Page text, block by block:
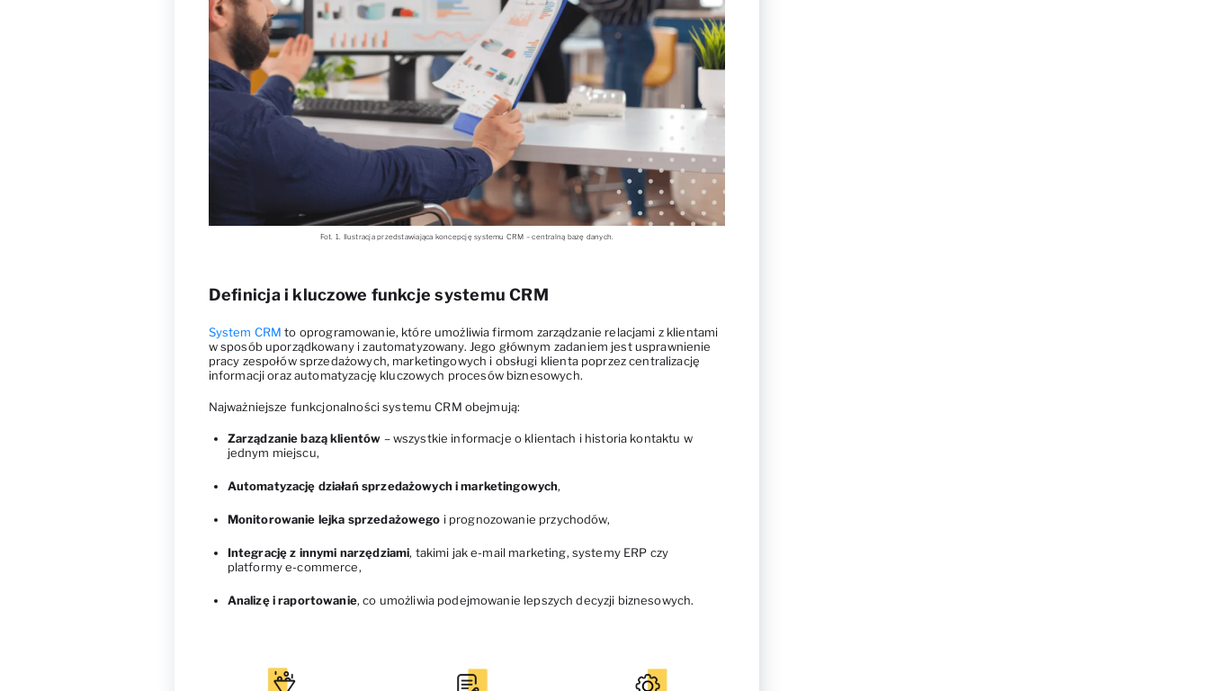
Fot. 1. Ilustracja przedstawiająca koncepcję systemu CRM – centralną bazę danych.
Definicja i kluczowe funkcje systemu CRM
System CRM to oprogramowanie, które umożliwia firmom zarządzanie relacjami z klientami
w sposób uporządkowany i zautomatyzowany. Jego głównym zadaniem jest usprawnienie
pracy zespołów sprzedażowych, marketingowych i obsługi klienta poprzez centralizację
informacji oraz automatyzację kluczowych procesów biznesowych.
Najważniejsze funkcjonalności systemu CRM obejmują:
Zarządzanie bazą klientów – wszystkie informacje o klientach i historia kontaktu w
jednym miejscu,
Automatyzację działań sprzedażowych i marketingowych,
Monitorowanie lejka sprzedażowego i prognozowanie przychodów,
Integrację z innymi narzędziami, takimi jak e-mail marketing, systemy ERP czy
platformy e-commerce,
Analizę i raportowanie, co umożliwia podejmowanie lepszych decyzji biznesowych.